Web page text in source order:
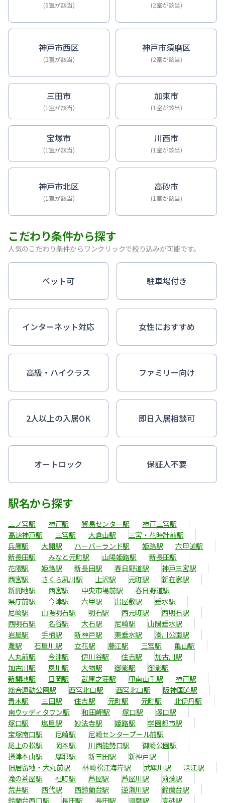
(6室が該当) (2室が該当)
神戸市西区
(2室が該当)
神戸市須磨区
(2室が該当)
三田市
(1室が該当)
加東市
(1室が該当)
宝塚市
(1室が該当)
川西市
(1室が該当)
神戸市北区
(1室が該当)
高砂市
(1室が該当)
こだわり条件から探す
人気のこだわり条件からワンクリックで絞り込みが可能です。
ペット可 駐車場付き
インターネット対応 女性におすすめ
高級・ハイクラス ファミリー向け
2人以上の入居OK 即日入居相談可
オートロック 保証人不要
駅名から探す
三ノ宮駅 神戸駅 貿易センター駅
神戸三宮駅
高速神戸駅
三宮駅 大倉山駅
三宮・花時計前駅
兵庫駅
大開駅 ハーバーランド駅 姫路駅
六甲道駅
新長田駅
みなと元町駅 山陽姫路駅
新長田駅
花隈駅
姫路駅 新長田駅 春日野道駅
神戸三宮駅
西宮駅
さくら夙川駅 上沢駅 元町駅
新在家駅
新開地駅
西宮駅 中央市場前駅
春日野道駅
県庁前駅
今津駅 六甲駅 出屋敷駅
垂水駅
尼崎駅
山陽明石駅 明石駅 西元町駅
西明石駅
西明石駅
名谷駅 大石駅 尼崎駅
山陽垂水駅
岩屋駅
手柄駅 新神戸駅 東垂水駅
湊川公園駅
灘駅
石屋川駅 立花駅 藤江駅 三宮駅
亀山駅
人丸前駅
今津駅 伊川谷駅 住吉駅
加古川駅
加古川駅
夙川駅 大物駅 御影駅
御影駅
新開地駅
日岡駅 武庫之荘駅 甲南山手駅
神戸駅
総合運動公園駅
西宮北口駅 西宮北口駅
阪神国道駅
青木駅
三田駅 住吉駅 元町駅 元町駅
北伊丹駅
南ウッディタウン駅
和田岬駅 塚口駅
塚口駅
塚口駅
塩屋駅 妙法寺駅 姫路駅
学園都市駅
宝塚南口駅
尼崎駅
尼崎センタープール前駅
尾上の松駅
岡本駅 川西能勢口駅
御崎公園駅
摂津本山駅
摩耶駅 新三田駅
新神戸駅
旧居留地・大丸前駅
林崎松江海岸駅 武庫川駅
深江駅
滝の茶屋駅
社町駅 芦屋駅 芦屋川駅
苅藻駅
荒井駅
西代駅 西鈴蘭台駅 逆瀬川駅
鈴蘭台駅
鈴蘭台西口駅
長田駅 長田駅 須磨駅 高砂駅